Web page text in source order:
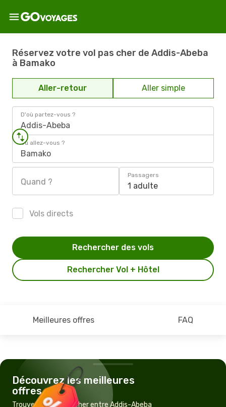
Réservez votre vol pas cher de Addis-Abeba
à Bamako
Aller-retour Aller simple
D'où partez-vous ?
Addis-Abeba
Où allez-vous ?
Bamako
Quand ?
Passagers
1 adulte
Vols directs
Rechercher Vol + Hôtel
Rechercher des vols
Meilleures offres FAQ
Découvrez les meilleures
offres
Trouvez un vol pas cher entre Addis-Abeba